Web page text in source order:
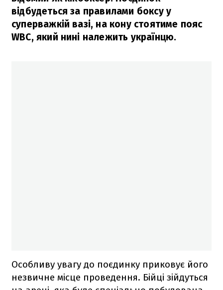
відбудеться за правилами боксу у
суперважкій вазі, на кону стоятиме пояс
WBC, який нині належить українцю.
Особливу увагу до поєдинку приковує його
незвичне місце проведення. Бійці зійдуться